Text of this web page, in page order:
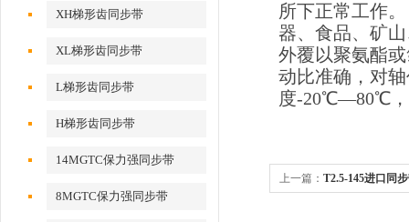
XH梯形齿同步带
XL梯形齿同步带
L梯形齿同步带
H梯形齿同步带
14MGTC保力强同步带
8MGTC保力强同步带
所下正常工作
器、食品、矿
外覆以聚氨酯
动比准确，对
度-20℃―80℃，
上一篇： T2.5-145进口同